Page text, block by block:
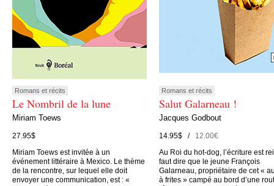
Romans et récits
Le Nombril de la lune
Miriam Toews
27.95$
Miriam Toews est invitée à un
événement littéraire à Mexico. Le thème
de la rencontre, sur lequel elle doit
envoyer une communication, est : «
Romans et récits
Salut Galarneau !
Jacques Godbout
14.95$ /12.00€
Au Roi du hot-dog, l’écriture est
faut dire que le jeune François
Galarneau, propriétaire de cet «
à frites » campé au bord d’une